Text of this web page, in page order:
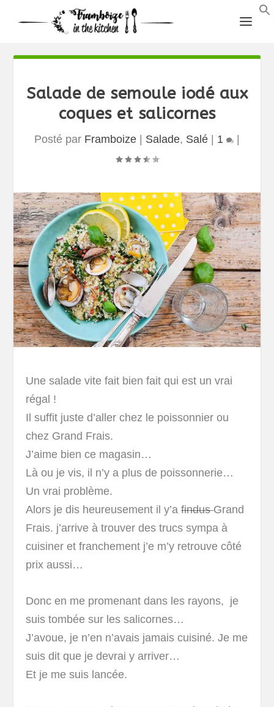
Salade de semoule iodé aux
coques et salicornes
Posté par Framboize Salade, Salé 1
Une salade vite fait bien fait qui est un vrai
régal !
Il suffit juste d’aller chez le poissonnier ou
chez Grand Frais.
J’aime bien ce magasin…
Là ou je vis, il n’y a plus de poissonnerie…
Un vrai problème.
Alors je dis heureusement il y’afindusGrand
Frais. j’arrive à trouver des trucs sympa à
cuisiner et franchement j’e m’y retrouve côté
prix aussi…
Donc en me promenant dans les rayons, je
suis tombée sur les salicornes…
J’avoue, je n’en n’avais jamais cuisiné. Je me
suis dit que je devrai y arriver…
Et je me suis lancée.